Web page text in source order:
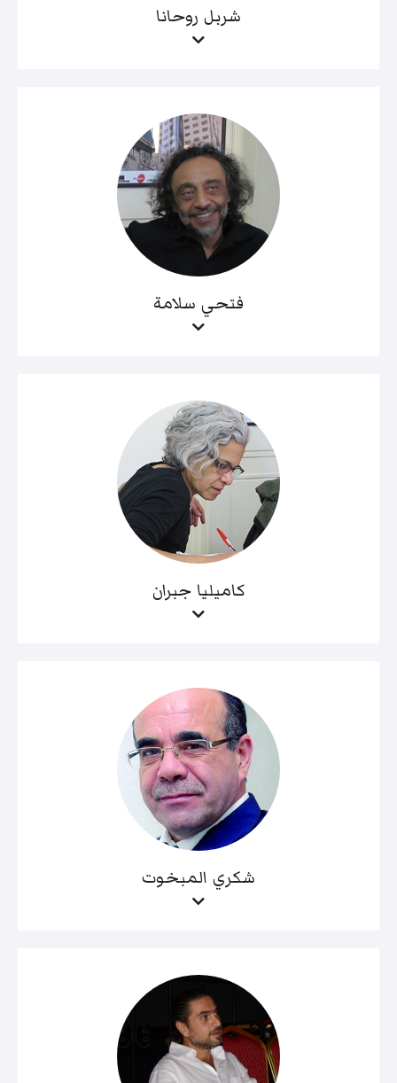
شربل روحانا
فتحي سلامة
كاميليا جبران
شكري المبخوت